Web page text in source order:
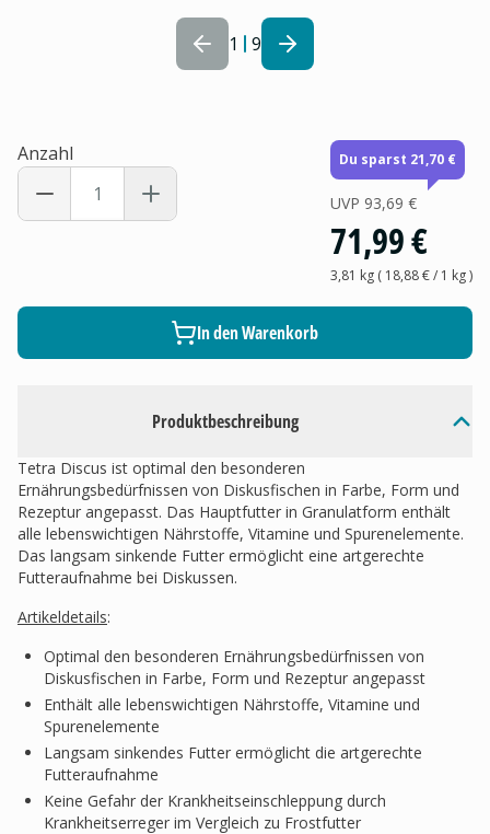
1 9
Produktbeschreibung
Tetra Discus ist optimal den besonderen
Ernährungsbedürfnissen von Diskusfischen in Farbe, Form und
Rezeptur angepasst. Das Hauptfutter in Granulatform enthält
alle lebenswichtigen Nährstoffe, Vitamine und Spurenelemente.
Das langsam sinkende Futter ermöglicht eine artgerechte
Futteraufnahme bei Diskussen.
Artikeldetails:
Optimal den besonderen Ernährungsbedürfnissen von
Diskusfischen in Farbe, Form und Rezeptur angepasst
Enthält alle lebenswichtigen Nährstoffe, Vitamine und
Spurenelemente
Langsam sinkendes Futter ermöglicht die artgerechte
Futteraufnahme
Keine Gefahr der Krankheitseinschleppung durch
Krankheitserreger im Vergleich zu Frostfutter
Anzahl Du sparst 21,70 €
UVP 93,69 €
71,99 €
3,81 kg( 18,88 €/ 1 kg)
In den Warenkorb